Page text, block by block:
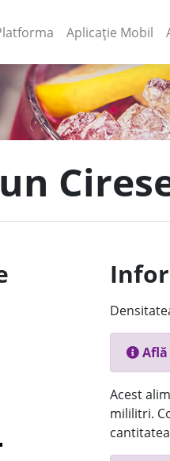
(current)
Aplicație Mobil
Acest
mililitri.